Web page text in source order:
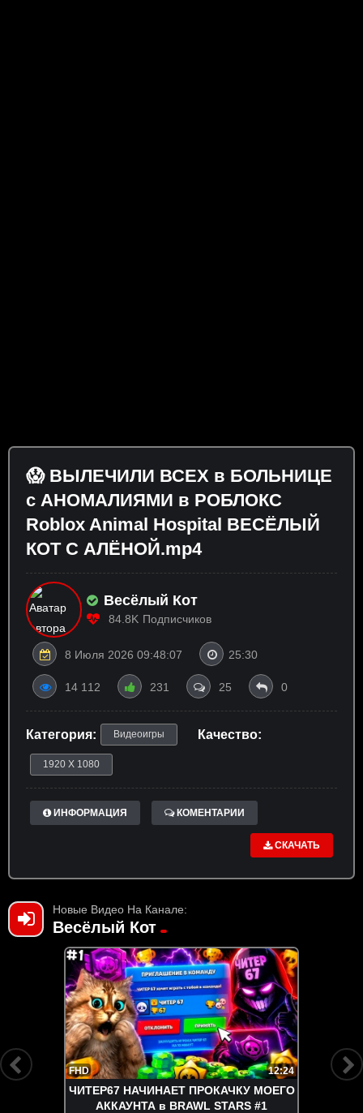
😱 ВЫЛЕЧИЛИ ВСЕХ в БОЛЬНИЦЕ
с АНОМАЛИЯМИ в РОБЛОКС
Roblox Animal Hospital ВЕСЁЛЫЙ
КОТ С АЛЁНОЙ.mp4
Весёлый Кот
84.8K Подписчиков
8 Июля 2026 09:48:07 25:30
14 112 231 25 0
Категория: Видеоигры Качество:
1920 X 1080
ИНФОРМАЦИЯ КОМЕНТАРИИ
СКАЧАТЬ
Новые Видео На Канале:
Весёлый Кот
FHD 12:24
ЧИТЕР67 НАЧИНАЕТ ПРОКАЧКУ МОЕГО
АККАУНТА в BRAWL STARS #1